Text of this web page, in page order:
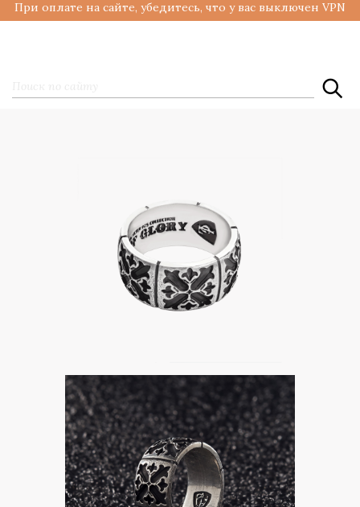
При оплате на сайте, убедитесь, что у вас выключен VPN